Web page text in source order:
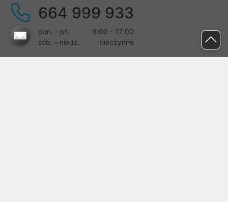
664 999 933
pon. - pt.
9:00 - 17:00
sob. - niedz.
nieczynne